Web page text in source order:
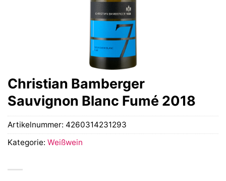
Christian Bamberger
Sauvignon Blanc Fumé 2018
Artikelnummer: 4260314231293
Kategorie: Weißwein